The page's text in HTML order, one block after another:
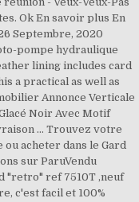
Ok En savoir plus En
Septembre, 2020
pompe hydraulique
lining includes card
a practical as well as
Annonce Verticale
Noir Avec Motif
… Trouvez votre
ou acheter dans le Gard
sur ParuVendu
"retro" ref 7510T ,neuf
c'est facil et 100%